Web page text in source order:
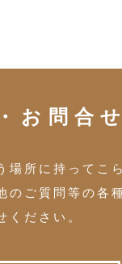
お問合せ
場所に持ってこ
のご質問等の各
ください。